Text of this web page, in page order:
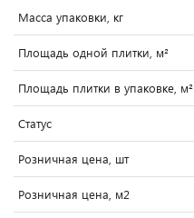
Масса упаковки, кг
Площадь одной плитки, м²
Площадь плитки в упаковке, м²
Статус
Розничная цена, шт
Розничная цена, м2